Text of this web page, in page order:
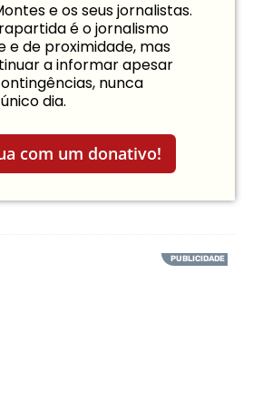
e os seus jornalistas.
é o jornalismo
e de proximidade, mas
a informar apesar
nunca
dia.
com um donativo!